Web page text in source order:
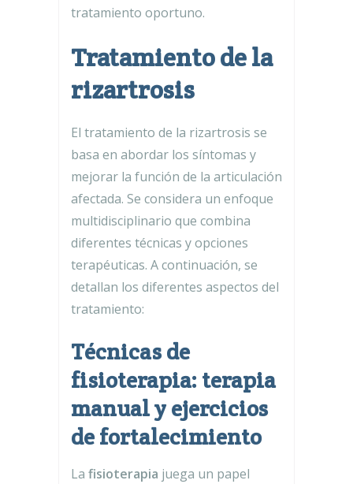
tratamiento oportuno.
Tratamiento de la
rizartrosis
El tratamiento de la rizartrosis se
basa en abordar los síntomas y
mejorar la función de la articulación
afectada. Se considera un enfoque
multidisciplinario que combina
diferentes técnicas y opciones
terapéuticas. A continuación, se
detallan los diferentes aspectos del
tratamiento:
Técnicas de
fisioterapia: terapia
manual y ejercicios
de fortalecimiento
La fisioterapia juega un papel